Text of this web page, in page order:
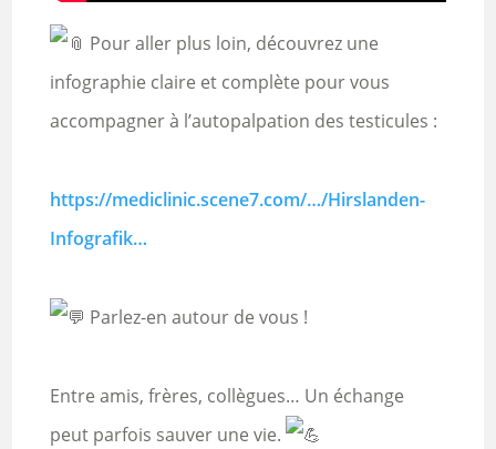
Pour aller plus loin, découvrez une
infographie claire et complète pour vous
accompagner à l’autopalpation des testicules :
https://mediclinic.scene7.com/…/Hirslanden-
Infografik…
Parlez-en autour de vous !
Entre amis, frères, collègues… Un échange
peut parfois sauver une vie.